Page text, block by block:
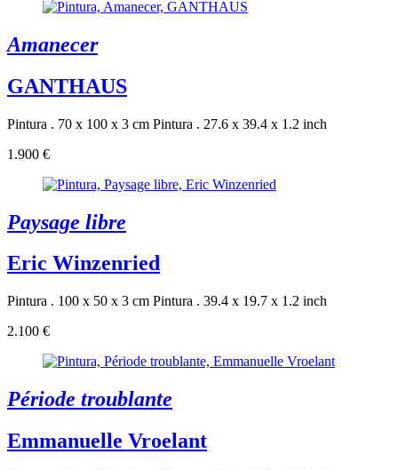
Amanecer
GANTHAUS
Pintura . 70 x 100 x 3 cm Pintura . 27.6 x 39.4 x 1.2 inch
1.900 €
Paysage libre
Eric Winzenried
Pintura . 100 x 50 x 3 cm Pintura . 39.4 x 19.7 x 1.2 inch
2.100 €
Période troublante
Emmanuelle Vroelant